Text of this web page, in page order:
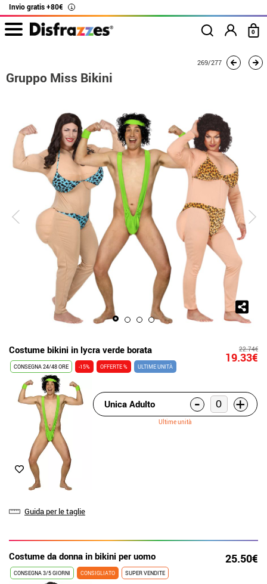
Invio gratis +80€ i
0
Gruppo Miss Bikini269/277
Gruppo Miss Bikini
Costume bikini in lycra verde borata 22.74€
19.33€
CONSEGNA 24/48 ORE -15% OFFERTE % ULTIME UNITÀ
Guida per le taglie
Unica Adulto - +
Ultime unità
Costume da donna in bikini per uomo 25.50€
CONSEGNA 3/5 GIORNI CONSIGLIATO SUPER VENDITE